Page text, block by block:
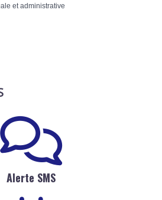
et administrative
Alerte SMS